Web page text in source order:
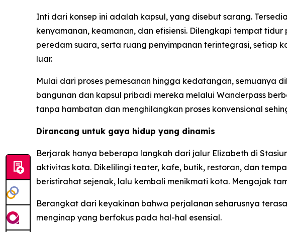
Inti dari konsep ini adalah kapsul, yang disebut sarang.
kenyamanan, keamanan, dan efisiensi. Dilengkapi tempat
peredam suara, serta ruang penyimpanan terintegrasi, setiap
luar.
Mulai dari proses pemesanan hingga kedatangan, semuanya
bangunan dan kapsul pribadi mereka melalui Wanderpass
tanpa hambatan dan menghilangkan proses konvensional
Dirancang untuk gaya hidup yang dinamis
Berjarak hanya beberapa langkah dari jalur Elizabeth di
aktivitas kota. Dikelilingi teater, kafe, butik, restoran, dan
beristirahat sejenak, lalu kembali menikmati kota. Mengajak
Berangkat dari keyakinan bahwa perjalanan seharusnya
menginap yang berfokus pada hal-hal esensial.